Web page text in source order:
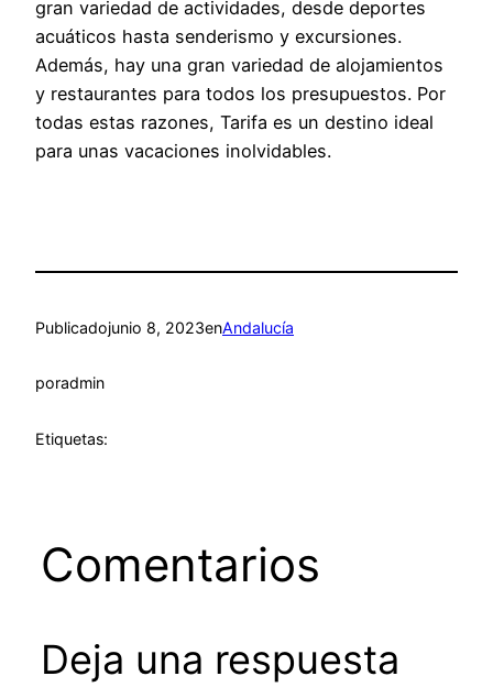
gran variedad de actividades, desde deportes
acuáticos hasta senderismo y excursiones.
Además, hay una gran variedad de alojamientos
y restaurantes para todos los presupuestos. Por
todas estas razones, Tarifa es un destino ideal
para unas vacaciones inolvidables.
Publicadojunio 8, 2023enAndalucía
poradmin
Etiquetas:
Comentarios
Deja una respuesta